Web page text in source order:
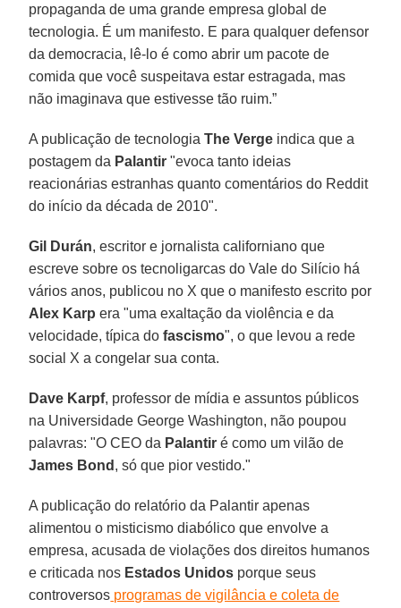
propaganda de uma grande empresa global de
tecnologia. É um manifesto. E para qualquer defensor
da democracia, lê-lo é como abrir um pacote de
comida que você suspeitava estar estragada, mas
não imaginava que estivesse tão ruim.”
A publicação de tecnologia The Verge indica que a
postagem da Palantir "evoca tanto ideias
reacionárias estranhas quanto comentários do Reddit
do início da década de 2010".
Gil Durán, escritor e jornalista californiano que
escreve sobre os tecnoligarcas do Vale do Silício há
vários anos, publicou no X que o manifesto escrito por
Alex Karp era "uma exaltação da violência e da
velocidade, típica dofascismo", o que levou a rede
social X a congelar sua conta.
Dave Karpf, professor de mídia e assuntos públicos
na Universidade George Washington, não poupou
palavras: "O CEO da Palantir é como um vilão de
James Bond , só que pior vestido."
A publicação do relatório da Palantir apenas
alimentou o misticismo diabólico que envolve a
empresa, acusada de violações dos direitos humanos
e criticada nos Estados Unidos porque seus
controversos programas de vigilância e coleta de